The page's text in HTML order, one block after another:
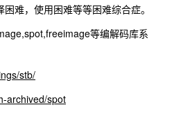
难，使用困难等等困难综合症。
等编解码库系
stb/
archived/spot